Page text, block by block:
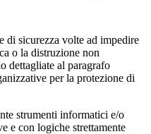
di sicurezza volte ad impedire
o la distruzione non
dettagliate al paragrafo
per la protezione di
strumenti informatici e/o
e con logiche strettamente